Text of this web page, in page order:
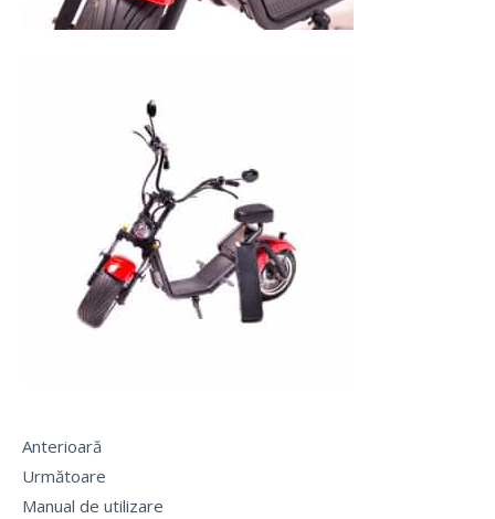
Anterioară
Următoare
Manual de utilizare